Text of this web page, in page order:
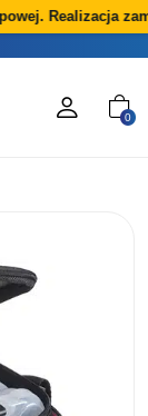
Realizacja
0